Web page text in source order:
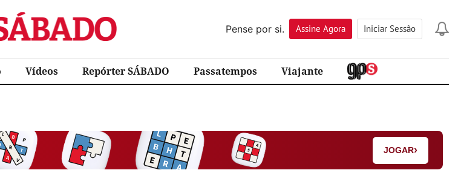
Pense por si.
Assine Agora Iniciar Sessão
Vídeos Repórter SÁBADO Passatempos Viajante
JOGAR›